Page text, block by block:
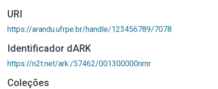
URI
https://arandu.ufrpe.br/handle/123456789/7078
Identificador dARK
https://n2t.net/ark:/57462/001300000nrnr
Coleções